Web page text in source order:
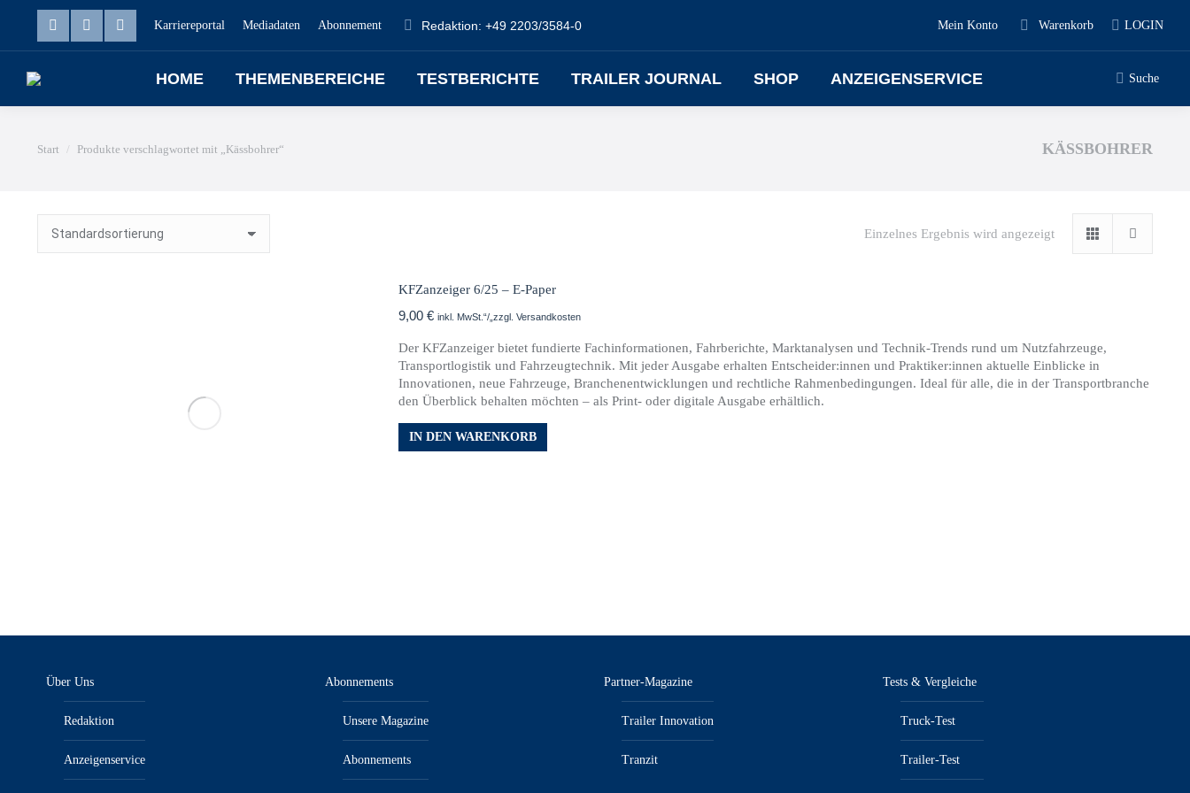
Karriereportal Mediadaten Abonnement Redaktion: +49 2203/3584-0 Mein Konto Warenkorb LOGIN
HOME THEMENBEREICHE TESTBERICHTE TRAILER JOURNAL SHOP ANZEIGENSERVICE Suche
Sie befinden sich hier:
Start Produkte verschlagwortet mit „Kässbohrer“ KÄSSBOHRER
Einzelnes Ergebnis wird angezeigt
KFZanzeiger 6/25 – E-Paper
9,00 € inkl. MwSt.“/„zzgl. Versandkosten
Der KFZanzeiger bietet fundierte Fachinformationen, Fahrberichte, Marktanalysen und Technik-Trends rund um Nutzfahrzeuge,
Transportlogistik und Fahrzeugtechnik. Mit jeder Ausgabe erhalten Entscheider:innen und Praktiker:innen aktuelle Einblicke in
Innovationen, neue Fahrzeuge, Branchenentwicklungen und rechtliche Rahmenbedingungen. Ideal für alle, die in der Transportbranche
den Überblick behalten möchten – als Print- oder digitale Ausgabe erhältlich.
IN DEN WARENKORB
Über Uns
Redaktion
Anzeigenservice
Abonnements
Unsere Magazine
Abonnements
Partner-Magazine
Trailer Innovation
Tranzit
Tests & Vergleiche
Truck-Test
Trailer-Test